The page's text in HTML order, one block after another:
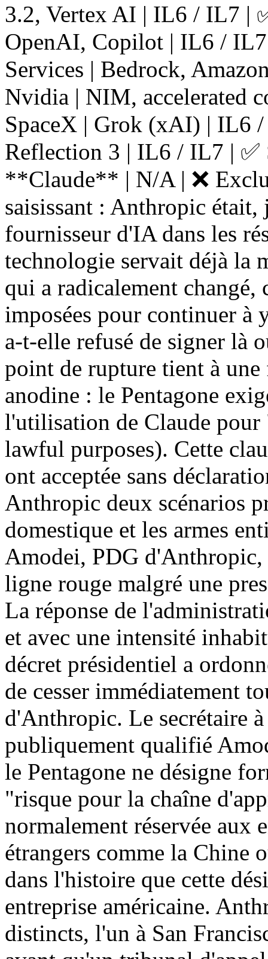
3.2, Vertex AI | IL6 / IL7 |
OpenAI, Copilot | IL6 / IL7
Services | Bedrock,
Nvidia | NIM, accelerated
SpaceX | Grok (xAI) | IL6
Reflection 3 | IL6 / IL7 |
**Claude** | N/A | ❌
saisissant : Anthropic
fournisseur d'IA dans les
technologie servait déjà la
qui a radicalement
imposées pour continuer
a-t-elle refusé de signer là
point de rupture tient à
anodine : le Pentagone
l'utilisation de Claude pour
lawful purposes). Cette
ont acceptée sans
Anthropic deux scénarios
domestique et les armes
Amodei, PDG d'Anthropic,
ligne rouge malgré une
La réponse de
et avec une intensité
décret présidentiel a
de cesser immédiatement
d'Anthropic. Le secrétaire
publiquement qualifié
le Pentagone ne désigne
"risque pour la chaîne
normalement réservée aux
étrangers comme la Chine
dans l'histoire que cette
entreprise américaine.
distincts, l'un à San